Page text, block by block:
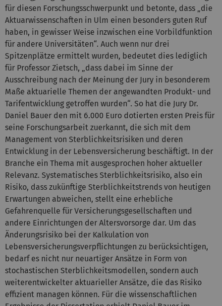
für diesen Forschungsschwerpunkt und betonte, dass „die
Aktuarwissenschaften in Ulm einen besonders guten Ruf
haben, in gewisser Weise inzwischen eine Vorbildfunktion
für andere Universitäten“. Auch wenn nur drei
Spitzenplätze ermittelt wurden, bedeutet dies lediglich
für Professor Zietsch, „dass dabei im Sinne der
Ausschreibung nach der Meinung der Jury in besonderem
Maße aktuarielle Themen der angewandten Produkt- und
Tarifentwicklung getroffen wurden“. So hat die Jury Dr.
Daniel Bauer den mit 6.000 Euro dotierten ersten Preis für
seine Forschungsarbeit zuerkannt, die sich mit dem
Management von Sterblichkeitsrisiken und deren
Entwicklung in der Lebensversicherung beschäftigt. In der
Branche ein Thema mit ausgesprochen hoher aktueller
Relevanz. Systematisches Sterblichkeitsrisiko, also ein
Risiko, dass zukünftige Sterblichkeitstrends von heutigen
Erwartungen abweichen, stellt eine erhebliche
Gefahrenquelle für Versicherungsgesellschaften und
andere Einrichtungen der Altersvorsorge dar. Um das
Änderungsrisiko bei der Kalkulation von
Lebensversicherungsverpflichtungen zu berücksichtigen,
bedarf es nicht nur neuartiger Ansätze in Form von
stochastischen Sterblichkeitsmodellen, sondern auch
weiterentwickelter aktuarieller Ansätze, die das Risiko
effizient managen können. Für die wissenschaftlichen